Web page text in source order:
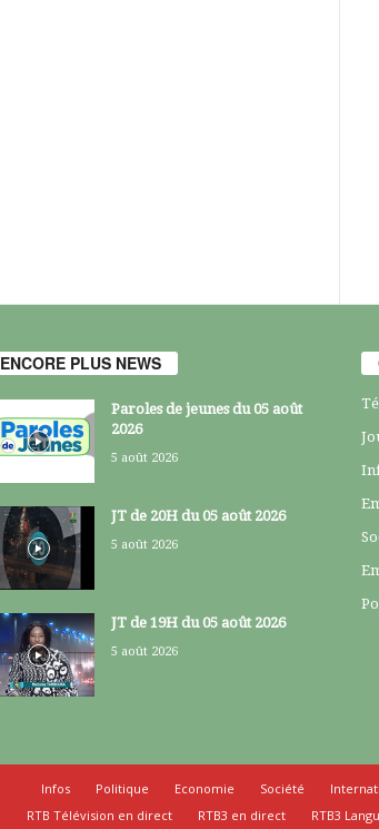
ENCORE PLUS NEWS
Paroles de jeunes du 05 août
2026
5 août 2026
JT de 20H du 05 août 2026
5 août 2026
JT de 19H du 05 août 2026
5 août 2026
Infos Politique Economie Société
RTB Télévision en direct
RTB3 en direct RTB3